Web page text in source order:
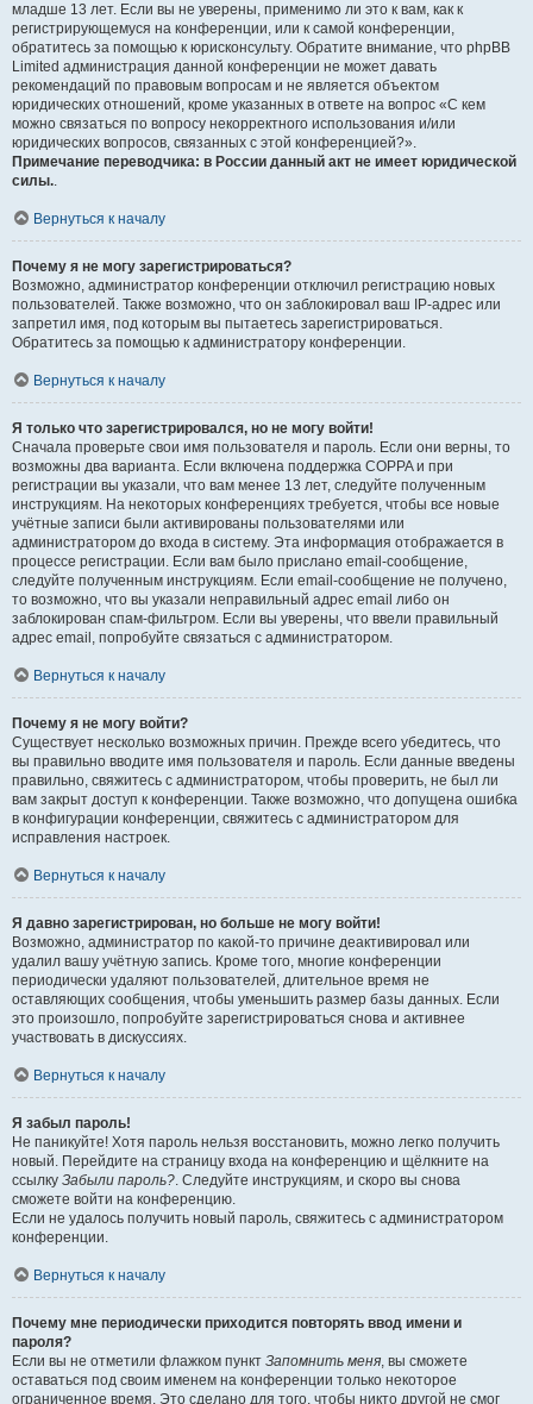
младше 13 лет. Если вы не уверены, применимо ли это к вам, как к
регистрирующемуся на конференции, или к самой конференции,
обратитесь за помощью к юрисконсульту. Обратите внимание, что phpBB
Limited администрация данной конференции не может давать
рекомендаций по правовым вопросам и не является объектом
юридических отношений, кроме указанных в ответе на вопрос «С кем
можно связаться по вопросу некорректного использования и/или
юридических вопросов, связанных с этой конференцией?».
Примечание переводчика: в России данный акт не имеет юридической
силы..
Вернуться к началу
Почему я не могу зарегистрироваться?
Возможно, администратор конференции отключил регистрацию новых
пользователей. Также возможно, что он заблокировал ваш IP-адрес или
запретил имя, под которым вы пытаетесь зарегистрироваться.
Обратитесь за помощью к администратору конференции.
Вернуться к началу
Я только что зарегистрировался, но не могу войти!
Сначала проверьте свои имя пользователя и пароль. Если они верны, то
возможны два варианта. Если включена поддержка COPPA и при
регистрации вы указали, что вам менее 13 лет, следуйте полученным
инструкциям. На некоторых конференциях требуется, чтобы все новые
учётные записи были активированы пользователями или
администратором до входа в систему. Эта информация отображается в
процессе регистрации. Если вам было прислано email-сообщение,
следуйте полученным инструкциям. Если email-сообщение не получено,
то возможно, что вы указали неправильный адрес email либо он
заблокирован спам-фильтром. Если вы уверены, что ввели правильный
адрес email, попробуйте связаться с администратором.
Вернуться к началу
Почему я не могу войти?
Существует несколько возможных причин. Прежде всего убедитесь, что
вы правильно вводите имя пользователя и пароль. Если данные введены
правильно, свяжитесь с администратором, чтобы проверить, не был ли
вам закрыт доступ к конференции. Также возможно, что допущена ошибка
в конфигурации конференции, свяжитесь с администратором для
исправления настроек.
Вернуться к началу
Я давно зарегистрирован, но больше не могу войти!
Возможно, администратор по какой-то причине деактивировал или
удалил вашу учётную запись. Кроме того, многие конференции
периодически удаляют пользователей, длительное время не
оставляющих сообщения, чтобы уменьшить размер базы данных. Если
это произошло, попробуйте зарегистрироваться снова и активнее
участвовать в дискуссиях.
Вернуться к началу
Я забыл пароль!
Не паникуйте! Хотя пароль нельзя восстановить, можно легко получить
новый. Перейдите на страницу входа на конференцию и щёлкните на
ссылку Забыли пароль?. Следуйте инструкциям, и скоро вы снова
сможете войти на конференцию.
Если не удалось получить новый пароль, свяжитесь с администратором
конференции.
Вернуться к началу
Почему мне периодически приходится повторять ввод имени и
пароля?
Если вы не отметили флажком пункт Запомнить меня, вы сможете
оставаться под своим именем на конференции только некоторое
ограниченное время. Это сделано для того, чтобы никто другой не смог